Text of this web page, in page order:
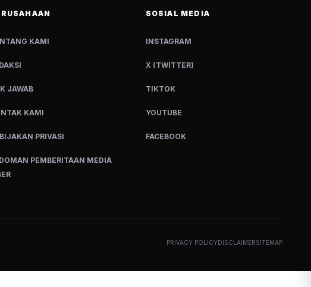
KAMI
JAWAB
KAMI
PRIVASI
PEMBERITAAN MEDIA
SOSIAL MEDIA
INSTAGRAM
X (TWITTER)
TIKTOK
YOUTUBE
FACEBOOK
PRIVACY POLICYDISCLAIMERSITEMAP